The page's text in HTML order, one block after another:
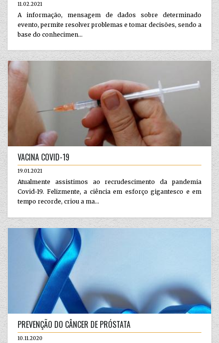
11.02.2021
A informação, mensagem de dados sobre determinado
evento, permite resolver problemas e tomar decisões, sendo a
base do conhecimen...
VACINA COVID-19
19.01.2021
Atualmente assistimos ao recrudescimento da pandemia
Covid-19. Felizmente, a ciência em esforço gigantesco e em
tempo recorde, criou a ma...
PREVENÇÃO DO CÂNCER DE PRÓSTATA
10.11.2020